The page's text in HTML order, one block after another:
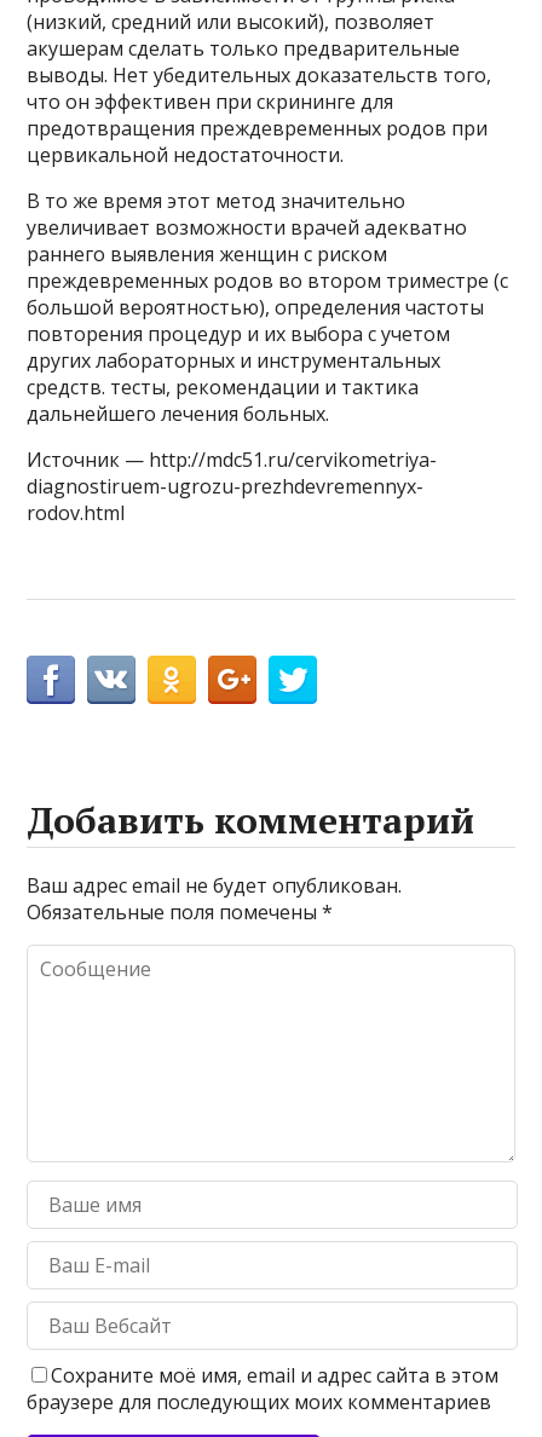
(низкий, средний или высокий), позволяет
акушерам сделать только предварительные
выводы. Нет убедительных доказательств того,
что он эффективен при скрининге для
предотвращения преждевременных родов при
цервикальной недостаточности.
В то же время этот метод значительно
увеличивает возможности врачей адекватно
раннего выявления женщин с риском
преждевременных родов во втором триместре (с
большой вероятностью), определения частоты
повторения процедур и их выбора с учетом
других лабораторных и инструментальных
средств. тесты, рекомендации и тактика
дальнейшего лечения больных.
Источник — http://mdc51.ru/cervikometriya-
diagnostiruem-ugrozu-prezhdevremennyx-
rodov.html
Добавить комментарий
Ваш адрес email не будет опубликован.
Обязательные поля помечены*
Сохраните моё имя, email и адрес сайта в этом
браузере для последующих моих комментариев